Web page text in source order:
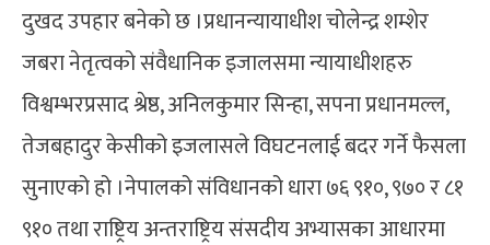
दुखद उपहार बनेको छ ।प्रधानन्यायाधीश चोलेन्द्र शम्शेर
जबरा नेतृत्वको संवैधानिक इजालसमा न्यायाधीशहरु
विश्वम्भरप्रसाद श्रेष्ठ, अनिलकुमार सिन्हा, सपना प्रधानमल्ल,
तेजबहादुर केसीको इजलासले विघटनलाई बदर गर्ने फैसला
सुनाएको हो ।नेपालको संविधानको धारा ७६ ९१०, ९७० र ८१
९१० तथा राष्ट्रिय अन्तराष्ट्रिय संसदीय अभ्यासका आधारमा